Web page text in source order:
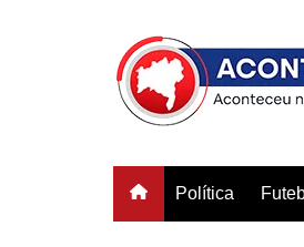
Política